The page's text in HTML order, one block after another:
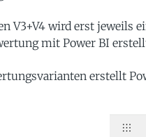
V3+V4 wird erst jeweils
mit Power BI
erstellt